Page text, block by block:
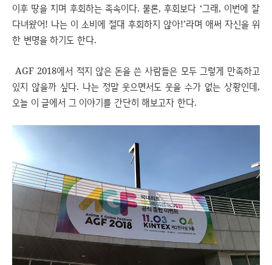
이후 땅을 치며 후회하는 족속이다. 물론, 후회보다 ‘그래, 이번에 잘
다녀왔어! 나는 이 소비에 절대 후회하지 않아!’라며 애써 자신을 위
한 변명을 하기도 한다.
AGF 2018에서 적지 않은 돈을 쓴 사람들은 모두 그렇게 만족하고
있지 않을까 싶다. 나는 정말 웃으면서도 웃을 수가 없는 상황인데,
오늘 이 글에서 그 이야기를 간단히 해보고자 한다.